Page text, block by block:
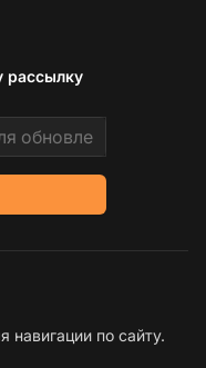
рассылку
навигации по сайту.